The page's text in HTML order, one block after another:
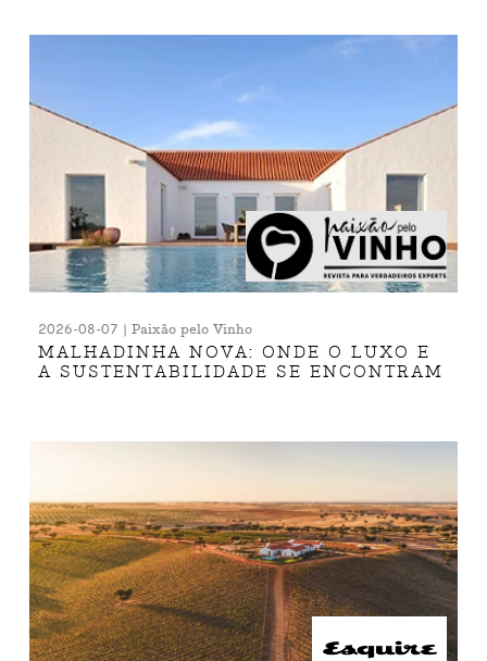
2026-08-07 | Paixão pelo Vinho
MALHADINHA NOVA: ONDE O LUXO E
A SUSTENTABILIDADE SE ENCONTRAM